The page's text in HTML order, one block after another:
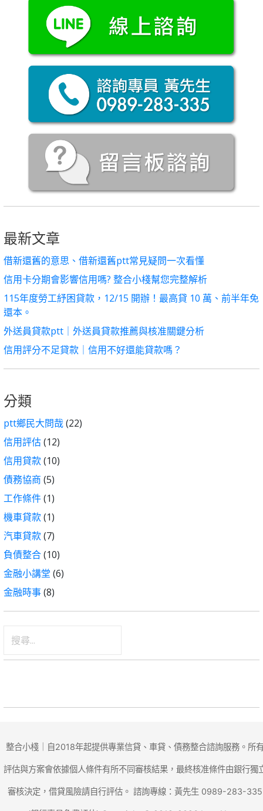
最新文章
借新還舊的意思、借新還舊ptt常見疑問一次看懂
信用卡分期會影響信用嗎? 整合小棧幫您完整解析
115年度勞工紓困貸款，12/15 開辦！最高貸 10 萬、前半年免
還本。
外送員貸款ptt｜外送員貸款推薦與核准關鍵分析
信用評分不足貸款｜信用不好還能貸款嗎？
分類
ptt鄉民大問哉(22)
信用評估(12)
信用貸款(10)
債務協商 (5)
工作條件(1)
機車貸款(1)
汽車貸款(7)
負債整合(10)
金融小講堂 (6)
金融時事(8)
尋
關
整合小棧｜自2018年起提供專業信貸、車貸、債務整合諮詢服務。所
評估與方案會依據個人條件有所不同審核結果，最終核准條件由銀行獨
審核決定，借貸風險請自行評估。 諮詢專線：黃先生 0989-283-335